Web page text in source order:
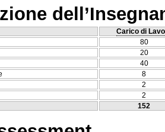
Carico di
80
20
40
8
2
2
152